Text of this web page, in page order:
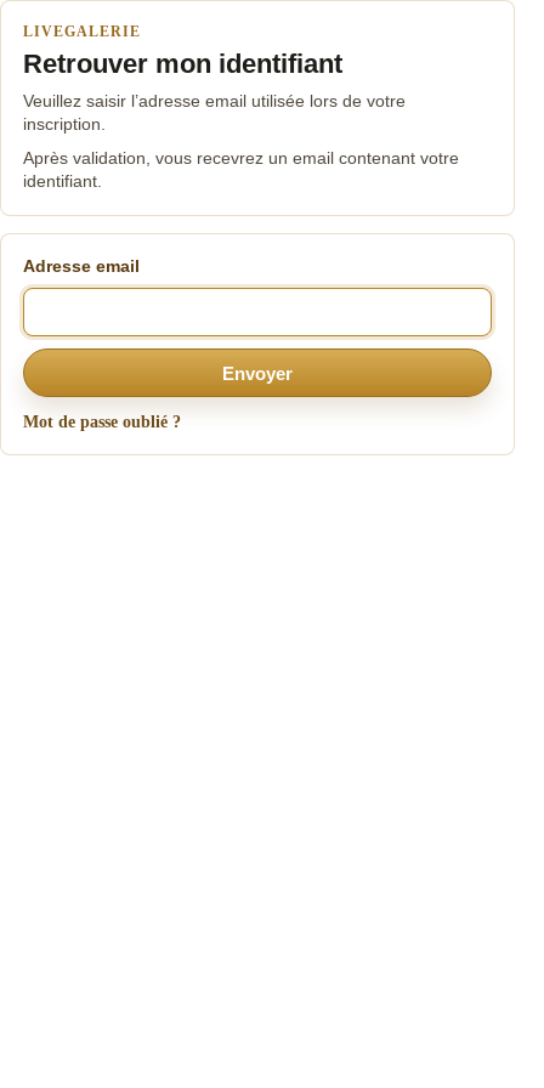
LIVEGALERIE
Retrouver mon identifiant
Veuillez saisir l’adresse email utilisée lors de votre
inscription.
Après validation, vous recevrez un email contenant votre
identifiant.
Adresse email
Envoyer
Mot de passe oublié ?